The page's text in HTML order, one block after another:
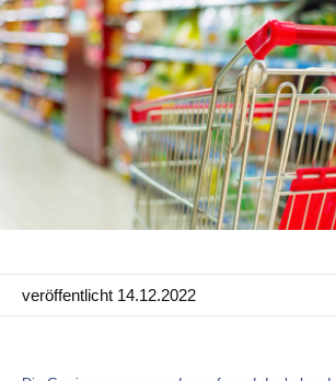
e-Commerce
Channels & Publishing
Druckkataloge
Taxonomie & Klassifizierung
Standards für den
PIM
Catalog Management
veröffentlicht 14.12.2022